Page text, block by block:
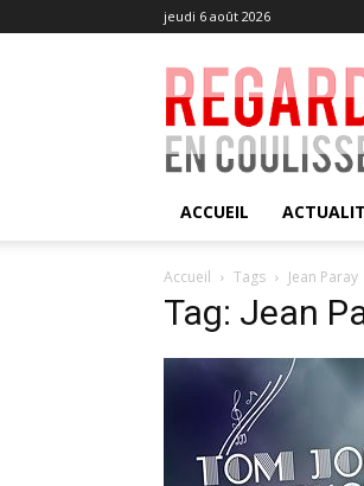
jeudi 6 août 2026
en
ACCUEIL
Accueil Tags Jean Paray
Tag: Jean